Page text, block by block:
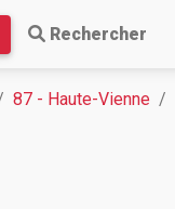
Rechercher
87 - Haute-Vienne